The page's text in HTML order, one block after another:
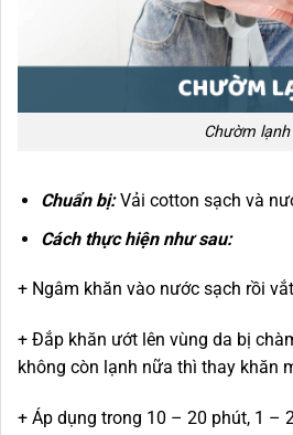
Chườm lạnh
Chuẩn bị:Vải cotton sạch và
Cách thực hiện như sau:
+ Ngâm khăn vào nước sạch rồi
+ Đắp khăn ướt lên vùng da bị
không còn lạnh nữa thì thay khăn
+ Áp dụng trong 10 – 20 phút, 1 –